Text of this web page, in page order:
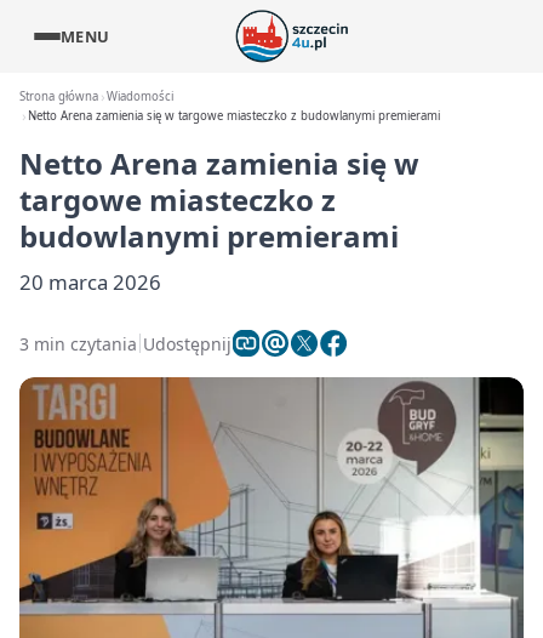
MENU
Strona główna Wiadomości
Netto Arena zamienia się w targowe miasteczko z budowlanymi premierami
Netto Arena zamienia się w
targowe miasteczko z
budowlanymi premierami
20 marca 2026
3 min czytania Udostępnij